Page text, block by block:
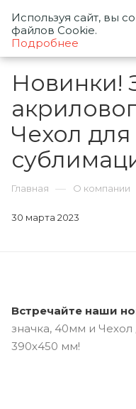
Новинки!
Чехол
Главная — О компании
30 марта 2023
Встречайте наши
значка, 40мм и
390х450 мм!
Используя сайт, вы
файлов Cookie.
Подробнее